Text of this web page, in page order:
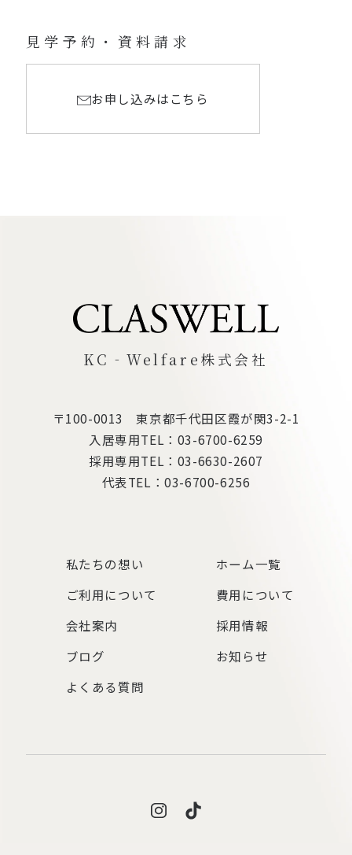
見学予約・資料請求
お申し込みはこちら
KC‐Welfare株式会社
〒100-0013 東京都千代田区霞が関3-2-1
入居専用TEL： 03-6700-6259
採用専用TEL： 03-6630-2607
代表TEL：03-6700-6256
私たちの想い
ホーム一覧
ご利用について
費用について
会社案内
採用情報
ブログ
お知らせ
よくある質問